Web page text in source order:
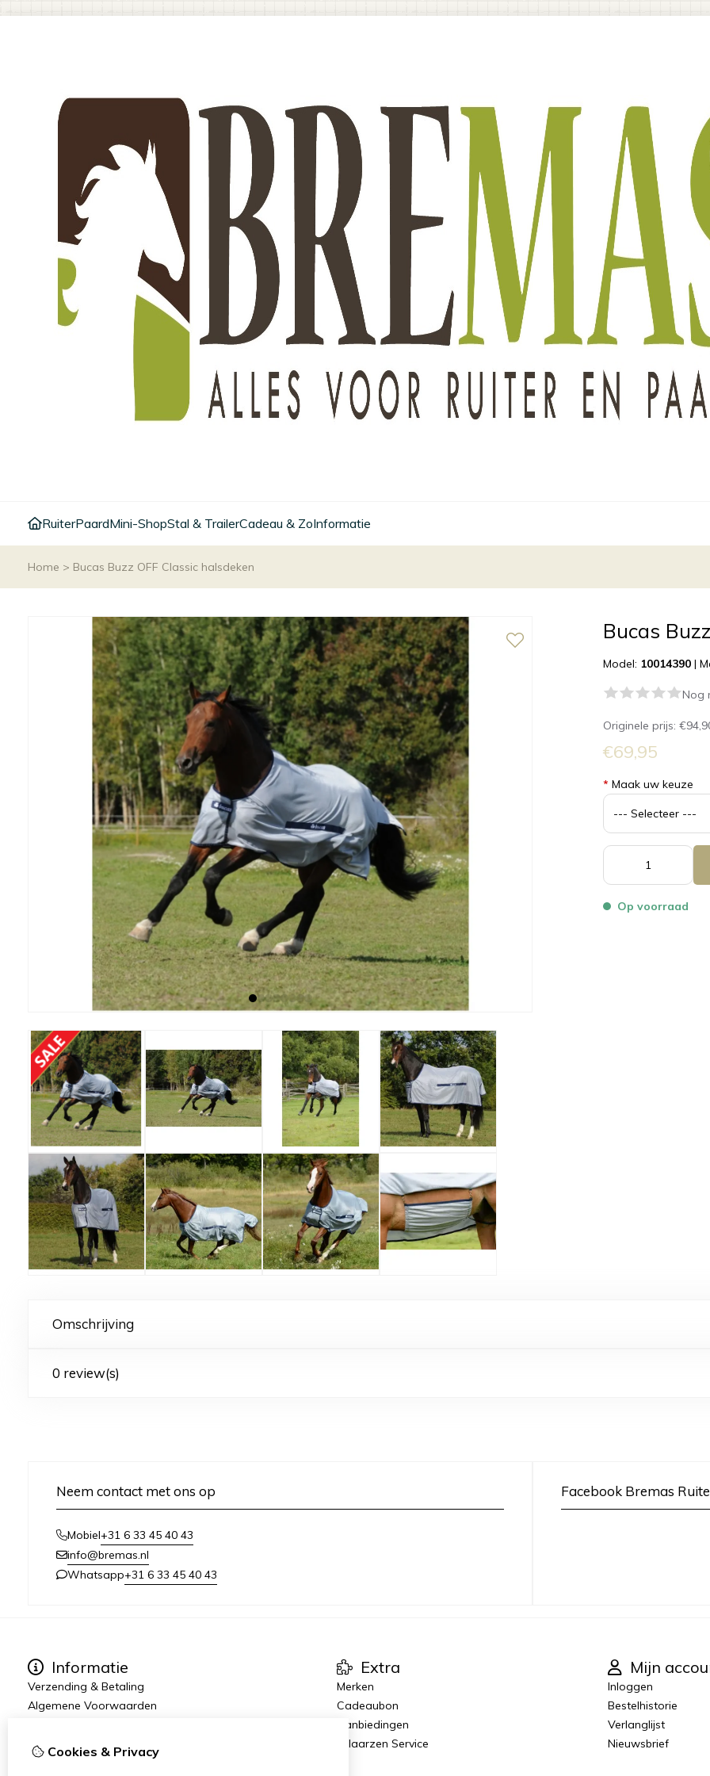
RuiterPaardMini-ShopStal & TrailerCadeau & ZoInformatie
Home > Bucas Buzz OFF Classic halsdeken
Bucas
Model: 10014390 |
Nog
Originele prijs:
€69,95
* Maak uw keuze
Op voorraad
Omschrijving
0 review(s)
Neem contact met ons op
Mobiel+31 6 33 45 40 43
info@bremas.nl
Whatsapp+31 6 33 45 40 43
Facebook Bremas
Informatie
Verzending & Betaling
Algemene Voorwaarden
Extra
Merken
Cadeaubon
Aanbiedingen
Rijlaarzen Service
Mijn
Inloggen
Bestelhistorie
Verlanglijst
Nieuwsbrief
Cookies & Privacy